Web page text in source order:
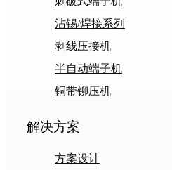
沾锡/焊接系列
剥线压接机
半自动端子机
铜带铆压机
解决方案
方案设计